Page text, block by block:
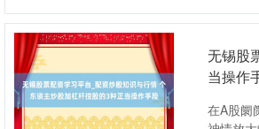
无锡股
当操作
在A股阛